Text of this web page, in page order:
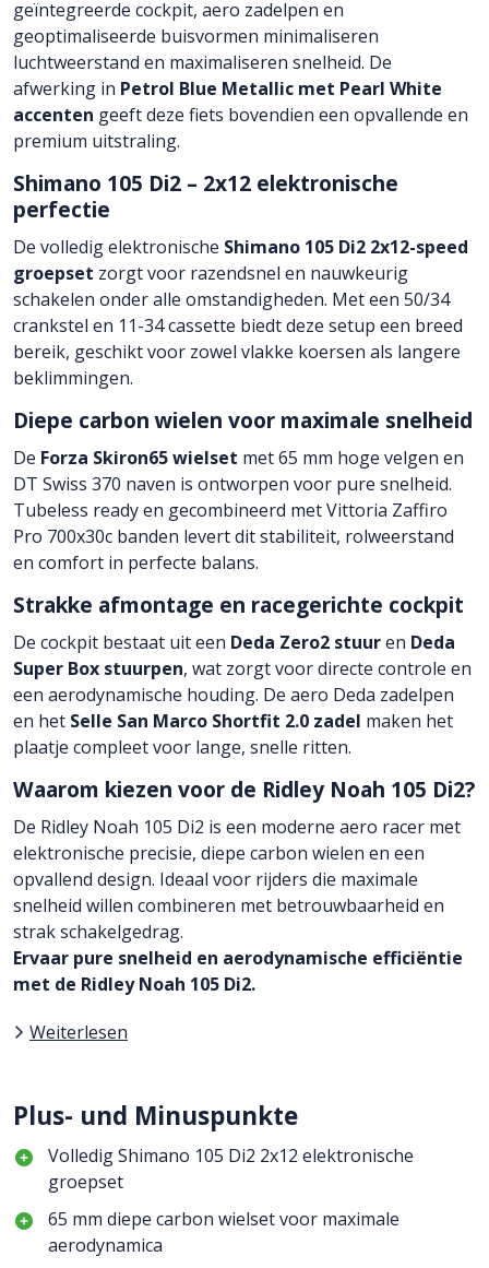
geïntegreerde cockpit, aero zadelpen en
geoptimaliseerde buisvormen minimaliseren
luchtweerstand en maximaliseren snelheid. De
afwerking in Petrol Blue Metallic met Pearl White
accenten geeft deze fiets bovendien een opvallende en
premium uitstraling.
Shimano 105 Di2 – 2x12 elektronische
perfectie
De volledig elektronische Shimano 105 Di2 2x12-speed
groepset zorgt voor razendsnel en nauwkeurig
schakelen onder alle omstandigheden. Met een 50/34
crankstel en 11-34 cassette biedt deze setup een breed
bereik, geschikt voor zowel vlakke koersen als langere
beklimmingen.
Diepe carbon wielen voor maximale snelheid
De Forza Skiron65 wielset met 65 mm hoge velgen en
DT Swiss 370 naven is ontworpen voor pure snelheid.
Tubeless ready en gecombineerd met Vittoria Zaffiro
Pro 700x30c banden levert dit stabiliteit, rolweerstand
en comfort in perfecte balans.
Strakke afmontage en racegerichte cockpit
De cockpit bestaat uit een Deda Zero2 stuuren Deda
Super Box stuurpen, wat zorgt voor directe controle en
een aerodynamische houding. De aero Deda zadelpen
en het Selle San Marco Shortfit 2.0 zadel maken het
plaatje compleet voor lange, snelle ritten.
Waarom kiezen voor de Ridley Noah 105 Di2?
De Ridley Noah 105 Di2 is een moderne aero racer met
elektronische precisie, diepe carbon wielen en een
opvallend design. Ideaal voor rijders die maximale
snelheid willen combineren met betrouwbaarheid en
strak schakelgedrag.
Ervaar pure snelheid en aerodynamische efficiëntie
met de Ridley Noah 105 Di2.
Weiterlesen
Plus- und Minuspunkte
Volledig Shimano 105 Di2 2x12 elektronische
groepset
65 mm diepe carbon wielset voor maximale
aerodynamica